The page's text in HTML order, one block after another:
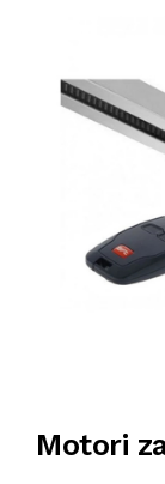
Motori